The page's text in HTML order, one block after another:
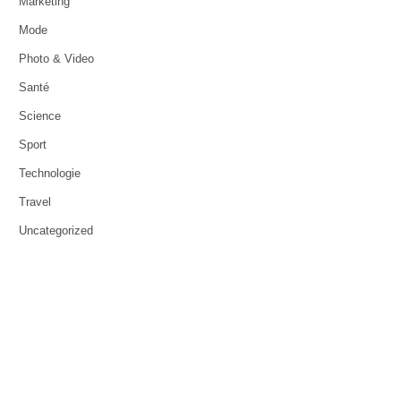
Mode
Photo & Video
Santé
Science
Sport
Technologie
Travel
Uncategorized